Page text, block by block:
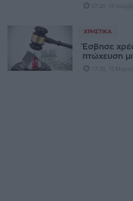
07:20, 18
ΧΡΗΣΤΙΚΆ
Έσβησε
πτώχευση
17:30, 15